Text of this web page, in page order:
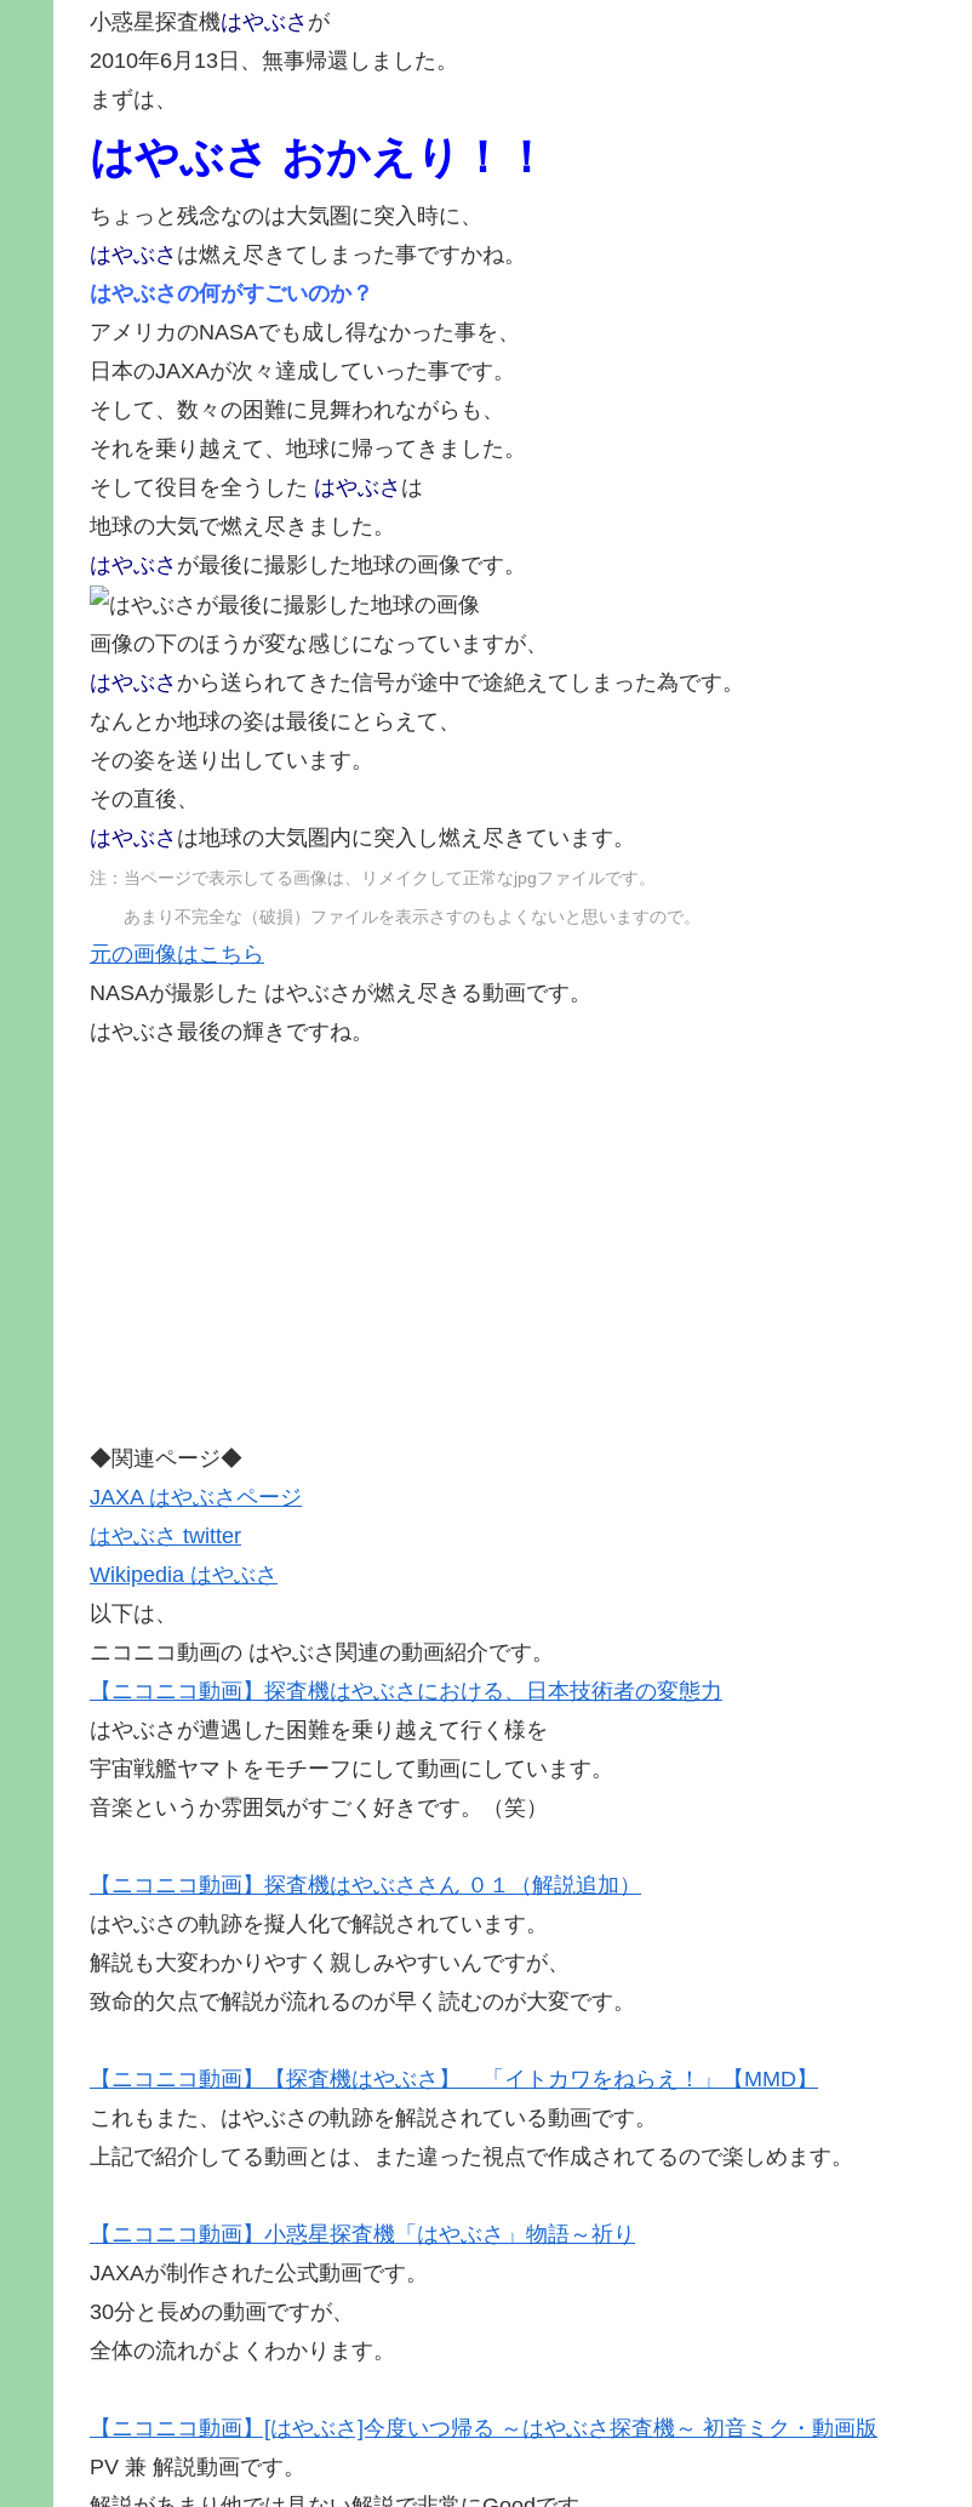
小惑星探査機はやぶさ が
2010年6月13日、無事帰還しました。
まずは、
はやぶさ おかえり！！
ちょっと残念なのは大気圏に突入時に、
はやぶさ は燃え尽きてしまった事ですかね。
はやぶさの何がすごいのか？
アメリカのNASAでも成し得なかった事を、
日本のJAXAが次々達成していった事です。
そして、数々の困難に見舞われながらも、
それを乗り越えて、地球に帰ってきました。
そして役目を全うした はやぶさ は
地球の大気で燃え尽きました。
はやぶさ が最後に撮影した地球の画像です。
画像の下のほうが変な感じになっていますが、
はやぶさ から送られてきた信号が途中で途絶えてしまった為です。
なんとか地球の姿は最後にとらえて、
その姿を送り出しています。
その直後、
はやぶさ は地球の大気圏内に突入し燃え尽きています。
注：当ページで表示してる画像は、リメイクして正常なjpgファイルです。
あまり不完全な（破損）ファイルを表示さすのもよくないと思いますので。
元の画像はこちら
NASAが撮影した はやぶさが燃え尽きる動画です。
はやぶさ最後の輝きですね。
◆関連ページ◆
JAXA はやぶさページ
はやぶさ twitter
Wikipedia はやぶさ
以下は、
ニコニコ動画の はやぶさ関連の動画紹介です。
【ニコニコ動画】探査機はやぶさにおける、日本技術者の変態力
はやぶさが遭遇した困難を乗り越えて行く様を
宇宙戦艦ヤマトをモチーフにして動画にしています。
音楽というか雰囲気がすごく好きです。（笑）
【ニコニコ動画】探査機はやぶささん ０１（解説追加）
はやぶさの軌跡を擬人化で解説されています。
解説も大変わかりやすく親しみやすいんですが、
致命的欠点で解説が流れるのが早く読むのが大変です。
【ニコニコ動画】【探査機はやぶさ】 「イトカワをねらえ！」【MMD】
これもまた、はやぶさの軌跡を解説されている動画です。
上記で紹介してる動画とは、また違った視点で作成されてるので楽しめます。
【ニコニコ動画】小惑星探査機「はやぶさ」物語～祈り
JAXAが制作された公式動画です。
30分と長めの動画ですが、
全体の流れがよくわかります。
【ニコニコ動画】[はやぶさ]今度いつ帰る ～はやぶさ探査機～ 初音ミク・動画版
PV 兼 解説動画です。